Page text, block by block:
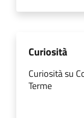
Curiosità
Curiosità su
Terme